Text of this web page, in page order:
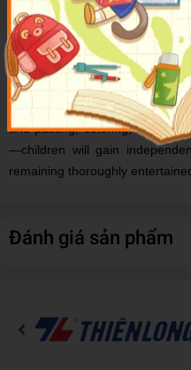
For ages 2-4
8.25" x 11.875"
Play Smart Brain Boosters
developing children’s
in these fun-first, age-
and pasting, coloring,
—children will gain
remaining thoroughly
Đánh giá sản phẩm